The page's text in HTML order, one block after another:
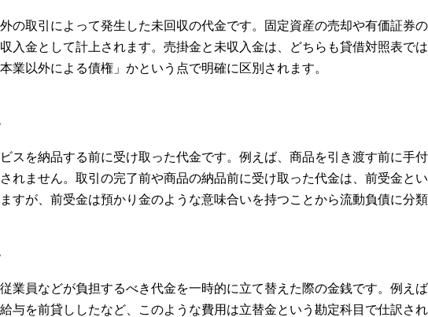
の取引によって発生した未回収の代金です。固定資産の売却や有価証券
入金として計上されます。売掛金と未収入金は、どちらも貸借対照表で
業以外による債権」かという点で明確に区別されます。
スを納品する前に受け取った代金です。例えば、商品を引き渡す前に手
れません。取引の完了前や商品の納品前に受け取った代金は、前受金と
すが、前受金は預かり金のような意味合いを持つことから流動負債に分
業員などが負担するべき代金を一時的に立て替えた際の金銭です。例え
与を前貸ししたなど、このような費用は立替金という勘定科目で仕訳さ